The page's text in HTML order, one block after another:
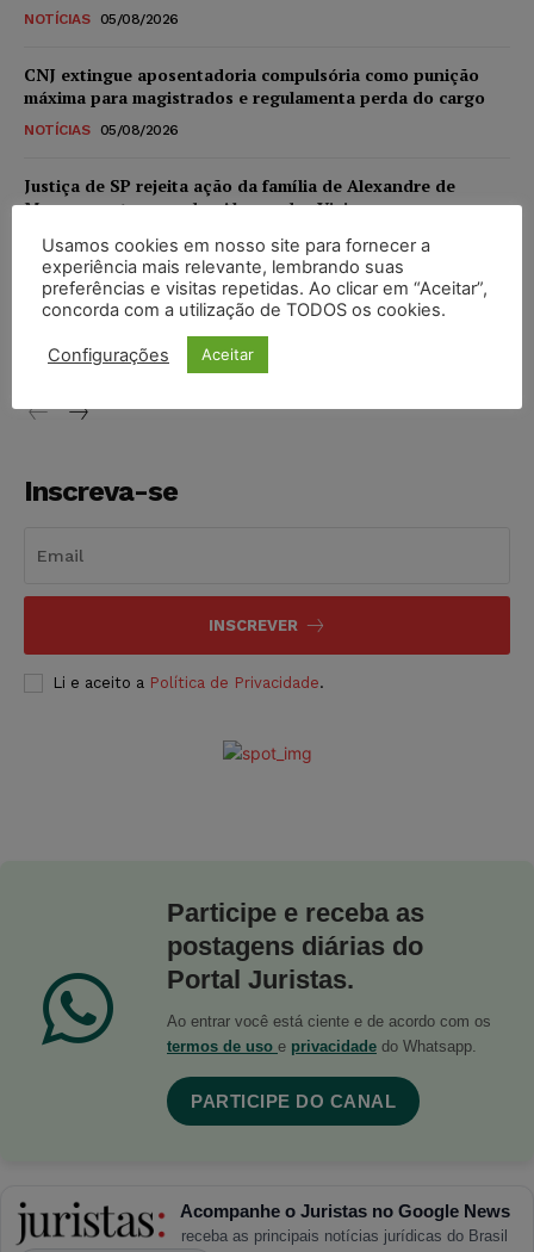
NOTÍCIAS 05/08/2026
CNJ extingue aposentadoria compulsória como punição
máxima para magistrados e regulamenta perda do cargo
NOTÍCIAS 05/08/2026
Justiça de SP rejeita ação da família de Alexandre de
Moraes contra senador Alessandro Vieira
NOTÍCIAS 05/08/2026
Conselho Nacional de Justiça determina afastamento da
juíza Gabriela Hardt por dois anos
NOTÍCIAS 05/08/2026
Inscreva-se
INSCREVER
Li e aceito a Política de Privacidade.
Participe e receba as
postagens diárias do
Portal Juristas.
Ao entrar você está ciente e de acordo com os
termos de uso e privacidade do Whatsapp.
PARTICIPE DO CANAL
Acompanhe o Juristas no Google News
receba as principais notícias jurídicas do Brasil
Usamos cookies em nosso site para fornecer a
experiência mais relevante, lembrando suas
preferências e visitas repetidas. Ao clicar em “Aceitar”,
concorda com a utilização de TODOS os cookies.
Configurações Aceitar